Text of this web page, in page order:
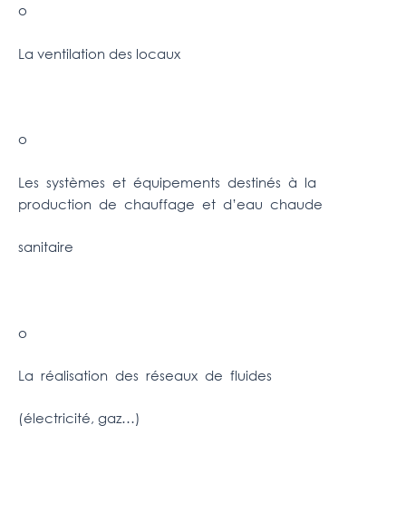
o
La ventilation des locaux
o
Les systèmes et équipements destinés à la
production de chauffage et d’eau chaude
sanitaire
o
La réalisation des réseaux de fluides
(électricité, gaz…)